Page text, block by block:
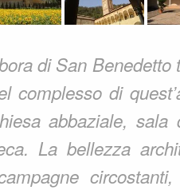
di San Benedetto
complesso di
abbaziale, sala
La bellezza